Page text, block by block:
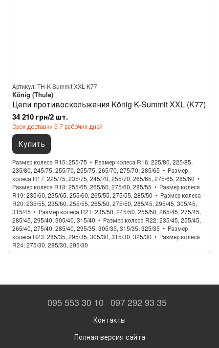
Артикул: TH-K-Summit XXL K77
König (Thule)
Цепи противоскольжения König K-Summit XXL (K77)
34 210 грн/2 шт.
Срок доставки 5-7 рабочих дней
Купить
Размер колеса R15 255/75 Размер колеса R16 225/80, 225/85,
235/80, 245/75, 255/70, 255/75, 265/70, 275/70, 285/65
Размер
колеса R17 225/75, 235/75, 245/70, 255/70, 265/65, 275/65, 285/60
Размер колеса R18 255/65, 265/60, 275/60, 285/55
Размер колеса
R19 235/60, 235/65, 255/60, 265/55, 275/55, 285/50
Размер колеса
R20 235/55, 235/60, 255/55, 265/50, 275/50, 285/45, 295/45, 305/45,
315/45
Размер колеса R21 235/50, 245/50, 255/50, 265/45, 275/45,
285/45, 295/40, 305/40, 315/40
Размер колеса R22 235/45, 255/45,
265/40, 275/40, 285/40, 295/35, 305/35, 315/35, 325/35
Размер
колеса R23 285/35, 295/35, 305/30, 315/30, 325/30
Размер колеса
R24 275/30, 285/30, 295/30
095 553 30 10 097 292 93 35
Контакты
Полная версия сайта